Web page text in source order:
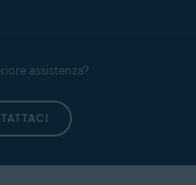
assistenza?